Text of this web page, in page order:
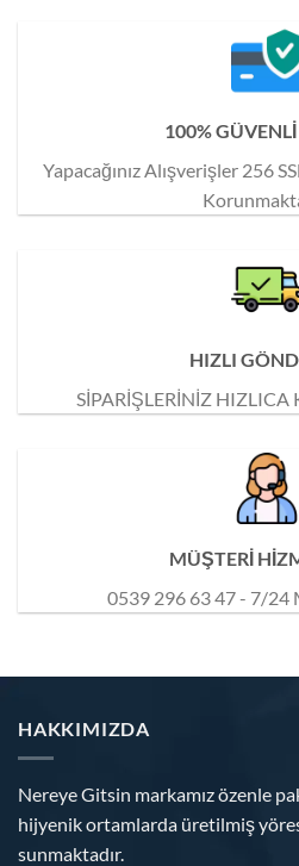
100%
Yapacağınız Alışverişler 256
HIZLI
SİPARİŞLERİNİZ HIZLICA
MÜŞTERİ
0539 296 63 47 - 7/24
HAKKIMIZDA
Nereye Gitsin markamız özenle
hijyenik ortamlarda üretilmiş
sunmaktadır.